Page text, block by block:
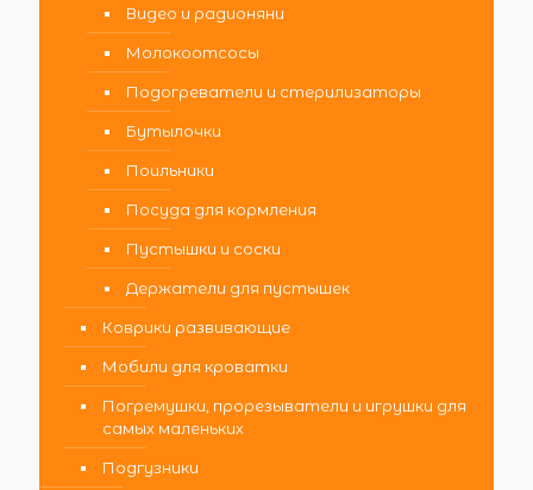
Видео и радионяни
Молокоотсосы
Подогреватели и стерилизаторы
Бутылочки
Поильники
Посуда для кормления
Пустышки и соски
Держатели для пустышек
Коврики развивающие
Мобили для кроватки
Погремушки, прорезыватели и игрушки для
самых маленьких
Подгузники